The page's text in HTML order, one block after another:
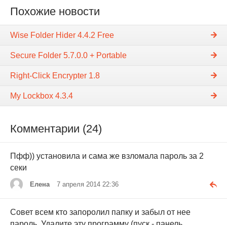
Похожие новости
Wise Folder Hider 4.4.2 Free
Secure Folder 5.7.0.0 + Portable
Right-Click Encrypter 1.8
My Lockbox 4.3.4
Комментарии (24)
Пфф)) установила и сама же взломала пароль за 2
секи
Елена 7 апреля 2014 22:36
Совет всем кто запоролил папку и забыл от нее